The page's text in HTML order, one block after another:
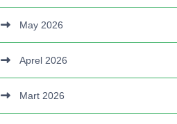
May 2026
Aprel 2026
Mart 2026